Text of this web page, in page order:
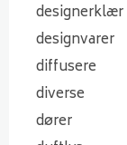
designerklær
designvarer
diffusere
diverse
dører